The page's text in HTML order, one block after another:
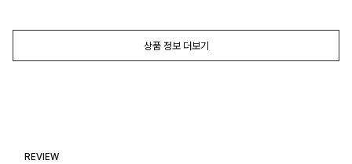
상품 정보 더보기
REVIEW